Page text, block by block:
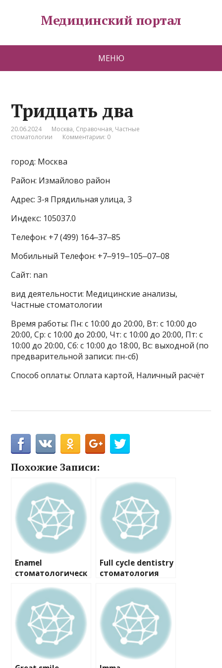
Медицинский портал
МЕНЮ
Тридцать два
20.06.2024 Москва, Справочная, Частные
стоматологии
Комментарии: 0
город: Москва
Район: Измайлово район
Адрес: 3-я Прядильная улица, 3
Индекс: 105037.0
Телефон: +7 (499) 164‒37‒85
Мобильный Телефон: +7‒919‒105‒07‒08
Сайт: nan
вид деятельности: Медицинские анализы,
Частные стоматологии
Время работы: Пн: с 10:00 до 20:00, Вт: с 10:00 до
20:00, Ср: с 10:00 до 20:00, Чт: с 10:00 до 20:00, Пт: с
10:00 до 20:00, Сб: с 10:00 до 18:00, Вс: выходной (по
предварительной записи: пн-сб)
Способ оплаты: Оплата картой, Наличный расчёт
Похожие Записи:
Enamel
стоматологическ
эстетики
Full cycle dentistry
стоматология